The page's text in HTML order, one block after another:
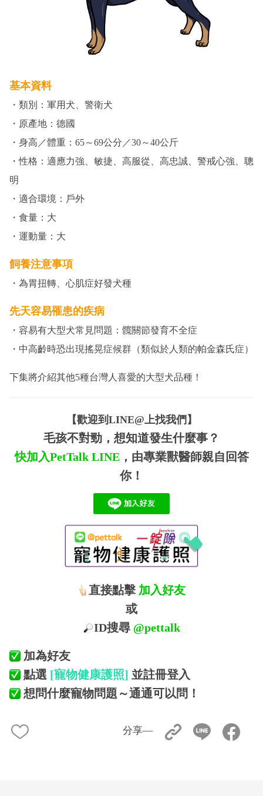
基本資料
・類別：軍用犬、警衛犬
・原產地：德國
・身高／體重：65～69公分／30～40公斤
・性格：適應力強、敏捷、高服從、高忠誠、警戒心強、聰
明
・適合環境：戶外
・食量：大
・運動量：大
飼養注意事項
・為胃扭轉、心肌症好發犬種
先天容易罹患的疾病
・容易有大型犬常見問題：髖關節發育不全症
・中高齡時恐出現搖晃症候群（類似於人類的帕金森氏症）
下集將介紹其他5種台灣人喜愛的大型犬品種！
【歡迎到LINE@上找我們】
毛孩不對勁，想知道發生什麼事？
快加入PetTalk LINE，由專業獸醫師親自回答
你！
直接點擊 加入好友
或
ID搜尋 @pettalk
加為好友
點選 [寵物健康護照] 並註冊登入
想問什麼寵物問題～通通可以問！
分享––